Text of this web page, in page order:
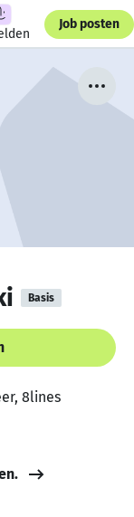
Job posten
Basis
8lines